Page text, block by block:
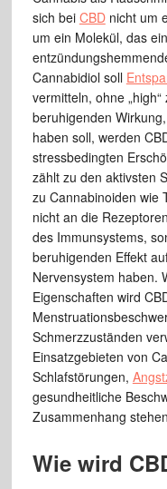
sich bei CBDnicht um
um ein Molekül, das
Cannabidiol soll
vermitteln, ohne
beruhigenden
haben soll, werden
stressbedingten
zählt zu den aktivsten
zu Cannabinoiden wie
nicht an die
des Immunsystems,
beruhigenden Effekt
Nervensystem haben.
Eigenschaften wird
Schmerzzuständen
Einsatzgebieten von
Schlafstörungen,
gesundheitliche
Zusammenhang
Wie wird